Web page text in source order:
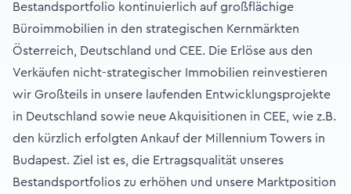
Bestandsportfolio kontinuierlich auf großflächige
Büroimmobilien in den strategischen Kernmärkten
Österreich, Deutschland und CEE. Die Erlöse aus den
Verkäufen nicht-strategischer Immobilien reinvestieren
wir Großteils in unsere laufenden Entwicklungsprojekte
in Deutschland sowie neue Akquisitionen in CEE, wie z.B.
den kürzlich erfolgten Ankauf der Millennium Towers in
Budapest. Ziel ist es, die Ertragsqualität unseres
Bestandsportfolios zu erhöhen und unsere Marktposition